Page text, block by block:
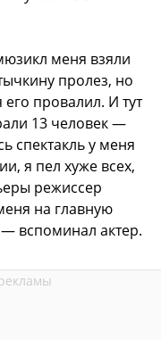
меня взяли
пролез, но
провалил. И тут
13 человек —
спектакль у меня
я пел хуже всех,
режиссер
на главную
вспоминал актер.